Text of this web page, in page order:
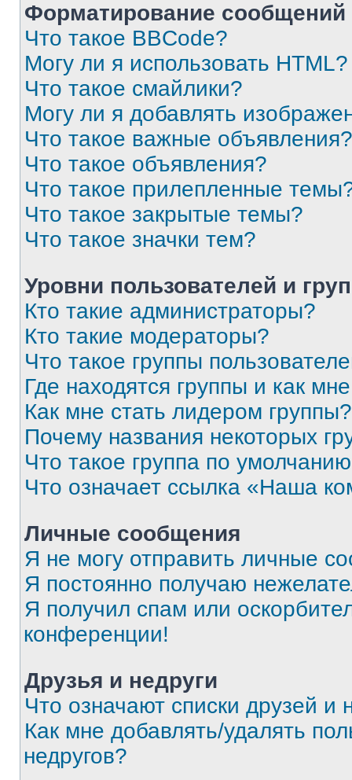
Форматирование
Что такое BBCode?
Могу ли я использовать HTML?
Что такое смайлики?
Могу ли я добавлять
Что такое важные объявления?
Что такое объявления?
Что такое прилепленные
Что такое закрытые темы?
Что такое значки тем?
Уровни пользователей и
Кто такие администраторы?
Кто такие модераторы?
Что такое группы
Где находятся группы и как
Как мне стать лидером группы?
Почему названия некоторых
Что такое группа по
Что означает ссылка «Наша
Личные сообщения
Я не могу отправить личные
Я постоянно получаю
Я получил спам или
конференции!
Друзья и недруги
Что означают списки друзей и
Как мне добавлять/удалять
недругов?